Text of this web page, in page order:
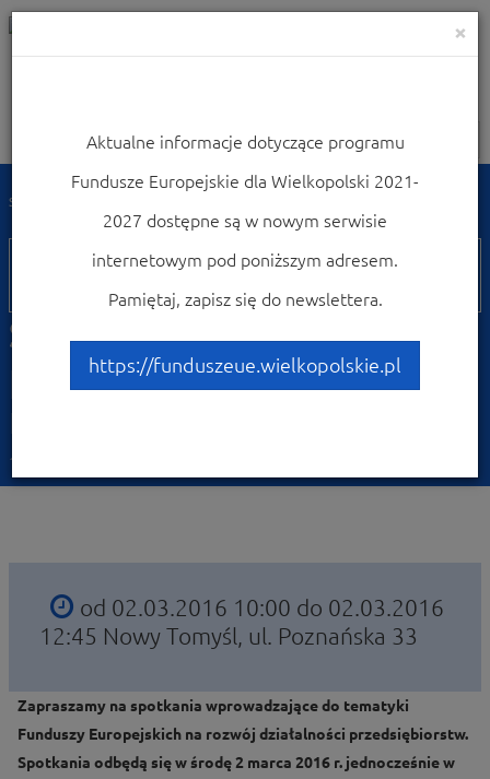
Nawigacja
Strona główna
02
marca
Środa z funduszami dla
przedsiębiorstw na
15.02.2016 14:28
od 02.03.2016 10:00 do 02.03.2016
12:45 Nowy Tomyśl, ul. Poznańska 33
Zapraszamy na spotkania wprowadzające do tematyki
Funduszy Europejskich na rozwój działalności przedsiębiorstw.
Spotkania odbędą się w środę 2 marca 2016 r. jednocześnie w
×
Aktualne informacje dotyczące programu
Fundusze Europejskie dla Wielkopolski 2021-
2027 dostępne są w nowym serwisie
internetowym pod poniższym adresem.
Pamiętaj, zapisz się do newslettera.
https://funduszeue.wielkopolskie.pl